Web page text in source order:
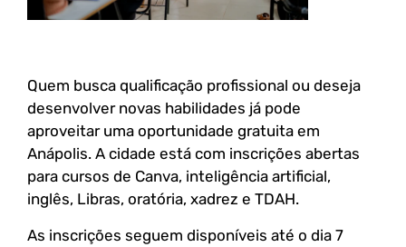
Quem busca qualificação profissional ou deseja
desenvolver novas habilidades já pode
aproveitar uma oportunidade gratuita em
Anápolis. A cidade está com inscrições abertas
para cursos de Canva, inteligência artificial,
inglês, Libras, oratória, xadrez e TDAH.
As inscrições seguem disponíveis até o dia 7